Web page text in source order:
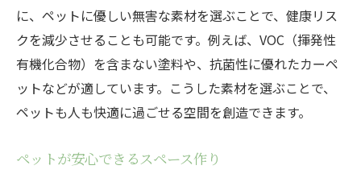
実際に役立ったペット用設備紹介
リフォーム後のペットの反応
施工前後のビフォーアフター
オーナーの声を反映したリフォーム
なアイデア
に、ペットに優しい無害な素材を選ぶことで、健康リス
クを減少させることも可能です。例えば、VOC（揮発性
有機化合物）を含まない塗料や、抗菌性に優れたカーペ
ットなどが適しています。こうした素材を選ぶことで、
ペットも人も快適に過ごせる空間を創造できます。
ペットが安心できるスペース作り